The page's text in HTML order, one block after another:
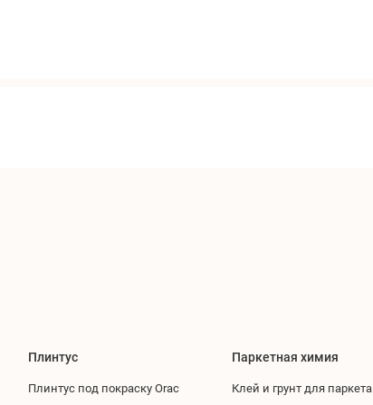
Плинтус
Плинтус под покраску Orac
Паркетная химия
Клей и грунт для паркета